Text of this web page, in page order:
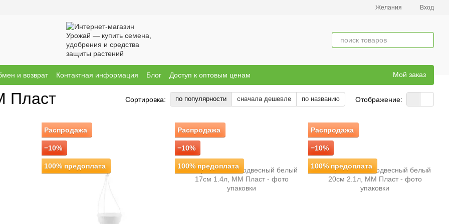
Желания Вход
и возврат Контактная информация Блог
Доступ к оптовым ценам
о магазине Бренди
Мой заказ
Пласт Сортировка: по популярности сначала дешевле по названию Отображение:
Распродажа
−10%
100% предоплата
Распродажа
−10%
100% предоплата
Распродажа
−10%
100% предоплата